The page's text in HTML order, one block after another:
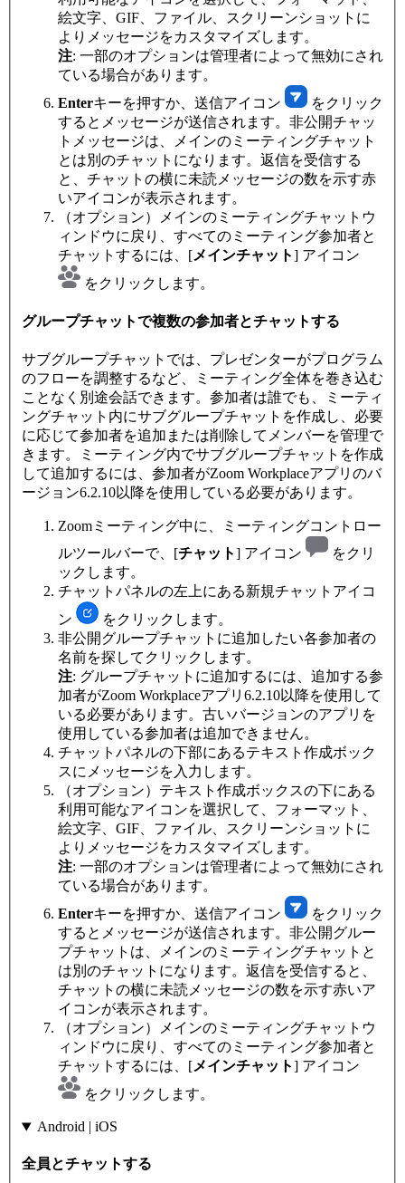
絵文字、GIF、ファイル、スクリーンショットに
よりメッセージをカスタマイズします。
注: 一部のオプションは管理者によって無効にされ
ている場合があります。
Enterキーを押すか、送信アイコン
をクリック
するとメッセージが送信されます。非公開チャッ
トメッセージは、メインのミーティングチャット
とは別のチャットになります。返信を受信する
と、チャットの横に未読メッセージの数を示す赤
いアイコンが表示されます。
（オプション）メインのミーティングチャットウ
ィンドウに戻り、すべてのミーティング参加者と
チャットするには、[メインチャット] アイコン
をクリックします。
グループチャットで複数の参加者とチャットする
サブグループチャットでは、プレゼンターがプログラム
のフローを調整するなど、ミーティング全体を巻き込む
ことなく別途会話できます。参加者は誰でも、ミーティ
ングチャット内にサブグループチャットを作成し、必要
に応じて参加者を追加または削除してメンバーを管理で
きます。ミーティング内でサブグループチャットを作成
して追加するには、参加者がZoom Workplaceアプリのバ
ージョン6.2.10以降を使用している必要があります。
Zoomミーティング中に、ミーティングコントロー
ルツールバーで、[チャット] アイコン
をクリ
ックします。
チャットパネルの左上にある新規チャットアイコ
ン
をクリックします。
非公開グループチャットに追加したい各参加者の
名前を探してクリックします。
注: グループチャットに追加するには、追加する参
加者がZoom Workplaceアプリ6.2.10以降を使用して
いる必要があります。古いバージョンのアプリを
使用している参加者は追加できません。
チャットパネルの下部にあるテキスト作成ボック
スにメッセージを入力します。
（オプション）テキスト作成ボックスの下にある
利用可能なアイコンを選択して、フォーマット、
絵文字、GIF、ファイル、スクリーンショットに
よりメッセージをカスタマイズします。
注: 一部のオプションは管理者によって無効にされ
ている場合があります。
Enterキーを押すか、送信アイコン
をクリック
するとメッセージが送信されます。非公開グルー
プチャットは、メインのミーティングチャットと
は別のチャットになります。返信を受信すると、
チャットの横に未読メッセージの数を示す赤いア
イコンが表示されます。
（オプション）メインのミーティングチャットウ
ィンドウに戻り、すべてのミーティング参加者と
チャットするには、[メインチャット] アイコン
をクリックします。
Android | iOS
全員とチャットする